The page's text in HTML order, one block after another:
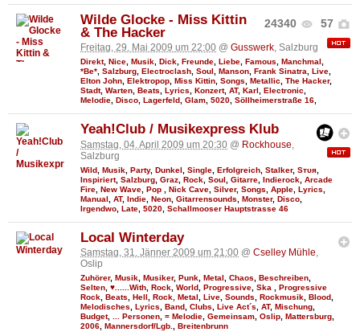
24340 57
Wilde Glocke - Miss Kittin
& The Hacker
Freitag, 29. Mai 2009 um 22:00 @ Gusswerk, Salzburg
Direkt, Nice, Musik, Dick, Freunde, Liebe, Famous, Manchmal,
*Be*, Salzburg, Electroclash, Soul, Manson, Frank Sinatra, Live,
Elton John, Elektropop, Miss Kittin, Songs, Metallic, The Hacker,
Stadt, Warten, Beats, Lyrics, Konzert, AT, Karl, Electronic,
Melodie, Disco, Lagerfeld, Glam, 5020, Söllheimerstraße 16,
Yeah!Club / Musikexpress Klub
Samstag, 04. April 2009 um 20:30 @ Rockhouse
Salzburg
Wild Musik Party, Dunkel Single Erfolgreich Stalker, Sтυя
Inspiriert, Salzburg Graz Rock Soul Gitarre Indierock Arcade
Fire New Wave Pop Nick Cave Silver, Songs Apple Lyrics
Manual
AT, Indie Neon Gitarrensounds Monster, Disco
Irgendwo Late 5020 Schallmooser Hauptstrasse 46
Local Winterday
Samstag, 31. Jänner 2009 um 21:00 @ Cselley Mühle,
Oslip
Zuhörer, Musik Musiker, Punk Metal Chaos Beschreiben
Selten ♥......With Rock World Progressive Ska
Progressive
Rock Beats Hell Rock, Metal Live Sounds Rockmusik Blood
Melodisches
Lyrics Band Clubs Live Act´s AT, Mischung
Budget, ... Personen = Melodie Gemeinsam Oslip Mattersburg
2006 Mannersdorf/Lgb. Breitenbrunn